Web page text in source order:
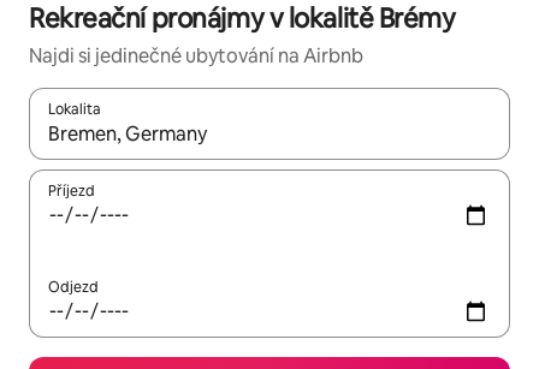
Rekreační pronájmy v lokalitě Brémy
Najdi si jedinečné ubytování na Airbnb
Lokalita
Až budou výsledky k dispozici, můžeš si je procházet pomocí
Příjezd
Odjezd